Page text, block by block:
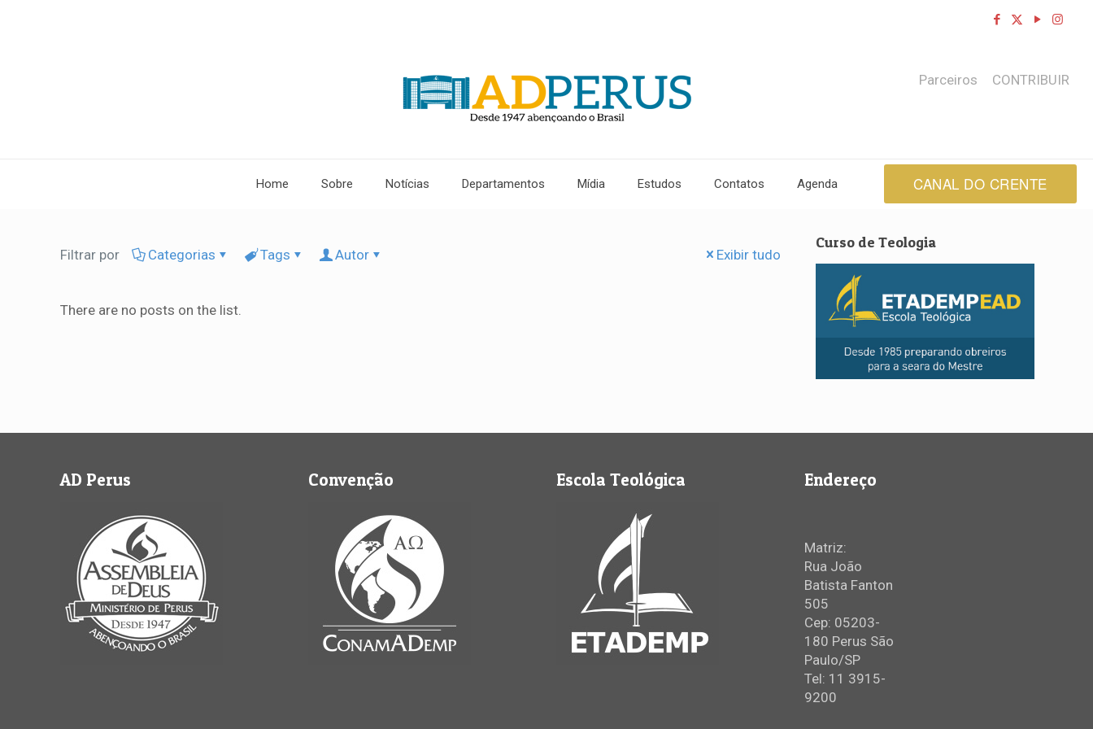
Home Sobre Notícias Departamentos Mídia Estudos Contatos Agenda
Parceiros CONTRIBUIR
CANAL DO CRENTE
Filtrar por Categorias Tags Autor Exibir tudo
There are no posts on the list.
Curso de Teologia
AD Perus Convenção Escola Teológica Endereço
Matriz:
Rua João
Batista Fanton
505
Cep: 05203-
180 Perus São
Paulo/SP
Tel: 11 3915-
9200